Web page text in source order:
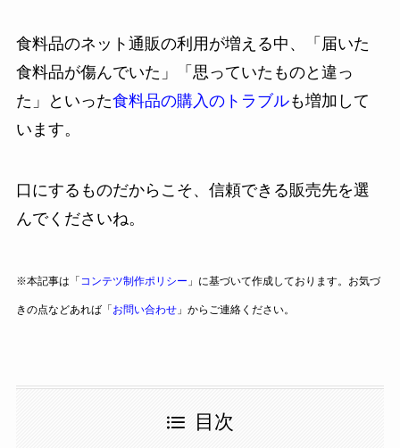
食料品のネット通販の利用が増える中、「届いた
食料品が傷んでいた」「思っていたものと違っ
た」といった食料品の購入のトラブルも増加して
います。
口にするものだからこそ、信頼できる販売先を選
んでくださいね。
※本記事は「 コンテツ制作ポリシー 」に基づいて作成しております。お気づ
きの点などあれば「お問い合わせ」からご連絡ください。
目次